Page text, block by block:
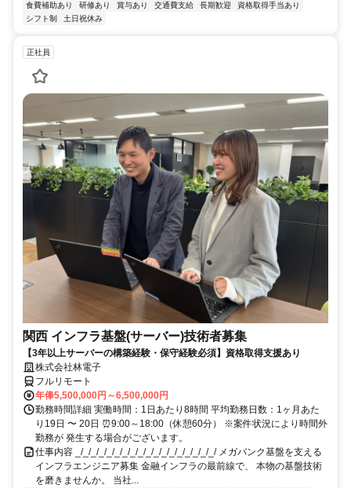
食費補助あり
研修あり 賞与あり 交通費支給 長期歓迎
資格取得手当あり
シフト制
土日祝休み
正社員
関西 インフラ基盤(サーバー)技術者募集
【3年以上サーバーの構築経験・保守経験必須】資格取得支援あり
株式会社林電子
フルリモート
年俸5,500,000円～6,500,000円
勤務時間詳細 実働時間：1日あたり8時間 平均勤務日数：1ヶ月あた
り19日 〜 20日 ⏰9:00～18:00（休憩60分） ※案件状況により時間外
勤務が 発生する場合がございます。
仕事内容 _/_/_/_/_/_/_/_/_/_/_/_/_/_/_/_/_/_/ メガバンク基盤を支える
インフラエンジニア募集 金融インフラの最前線で、 本物の基盤技術
を磨きませんか。 当社...